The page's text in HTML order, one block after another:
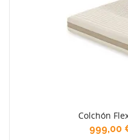
Colchón
999,00